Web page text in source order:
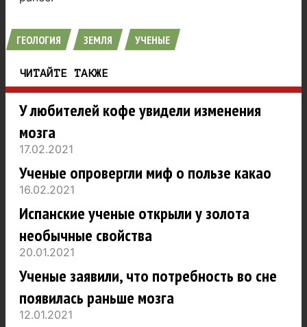
ГЕОЛОГИЯ ЗЕМЛЯ УЧЕНЫЕ
ЧИТАЙТЕ ТАКЖЕ
У любителей кофе увидели изменения
мозга
17.02.2021
Ученые опровергли миф о пользе какао
16.02.2021
Испанские ученые открыли у золота
необычные свойства
20.01.2021
Ученые заявили, что потребность во сне
появилась раньше мозга
12.01.2021